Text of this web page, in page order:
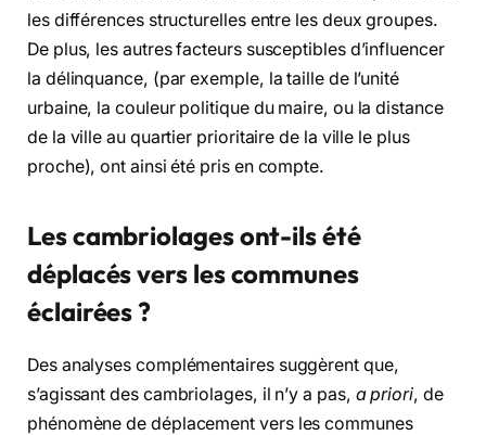
les différences structurelles entre les deux groupes.
De plus, les autres facteurs susceptibles d’influencer
la délinquance, (par exemple, la taille de l’unité
urbaine, la couleur politique du maire, ou la distance
de la ville au quartier prioritaire de la ville le plus
proche), ont ainsi été pris en compte.
Les cambriolages ont-ils été
déplacés vers les communes
éclairées ?
Des analyses complémentaires suggèrent que,
s’agissant des cambriolages, il n’y a pas, a priori, de
phénomène de déplacement vers les communes